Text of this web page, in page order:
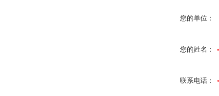
您的单位：
您的姓名：
联系电话：